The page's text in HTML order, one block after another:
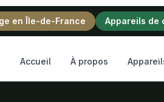
en Île-de-France Appareils de
Accueil À propos